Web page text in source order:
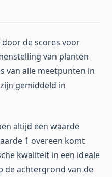
de scores voor
van planten
van alle meetpunten in
gemiddeld in
altijd een waarde
1 overeen komt
kwaliteit in een ideale
de achtergrond van de